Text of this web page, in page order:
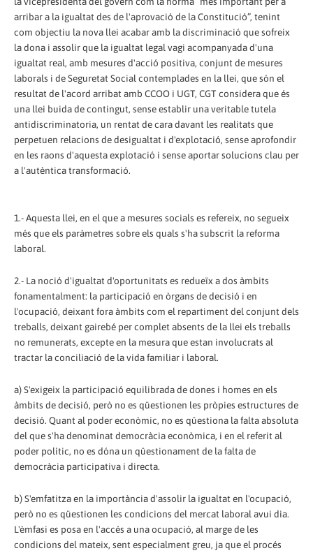
arribar a la igualtat des de l'aprovació de la Constitució”, tenint
com objectiu la nova llei acabar amb la discriminació que sofreix
la dona i assolir que la igualtat legal vagi acompanyada d'una
igualtat real, amb mesures d'acció positiva, conjunt de mesures
laborals i de Seguretat Social contemplades en la llei, que són el
resultat de l'acord arribat amb CCOO i UGT, CGT considera que és
una llei buida de contingut, sense establir una veritable tutela
antidiscriminatoria, un rentat de cara davant les realitats que
perpetuen relacions de desigualtat i d'explotació, sense aprofondir
en les raons d'aquesta explotació i sense aportar solucions clau per
a l'autèntica transformació.
1.- Aquesta llei, en el que a mesures socials es refereix, no segueix
més que els paràmetres sobre els quals s'ha subscrit la reforma
laboral.
2.- La noció d'igualtat d'oportunitats es redueïx a dos àmbits
fonamentalment: la participació en òrgans de decisió i en
l'ocupació, deixant fora àmbits com el repartiment del conjunt dels
treballs, deixant gairebé per complet absents de la llei els treballs
no remunerats, excepte en la mesura que estan involucrats al
tractar la conciliació de la vida familiar i laboral.
a) S'exigeix la participació equilibrada de dones i homes en els
àmbits de decisió, però no es qüestionen les pròpies estructures de
decisió. Quant al poder econòmic, no es qüestiona la falta absoluta
del que s'ha denominat democràcia econòmica, i en el referit al
poder polític, no es dóna un qüestionament de la falta de
democràcia participativa i directa.
b) S'emfatitza en la importància d'assolir la igualtat en l'ocupació,
però no es qüestionen les condicions del mercat laboral avui dia.
L'èmfasi es posa en l'accés a una ocupació, al marge de les
condicions del mateix, sent especialment greu, ja que el procés